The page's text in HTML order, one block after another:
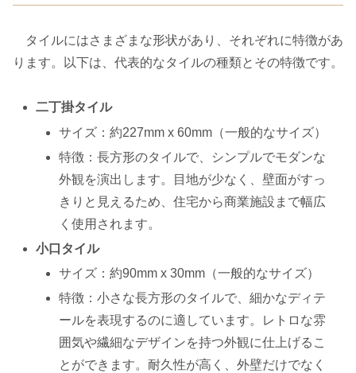
タイルにはさまざまな形状があり、それぞれに特徴があ
ります。以下は、代表的なタイルの種類とその特徴です。
二丁掛タイル
サイズ：約227mm x 60mm（一般的なサイズ）
特徴：長方形のタイルで、シンプルでモダンな
外観を演出します。目地が少なく、壁面がすっ
きりと見えるため、住宅から商業施設まで幅広
く使用されます。
小口タイル
サイズ：約90mm x 30mm（一般的なサイズ）
特徴：小さな長方形のタイルで、細かなディテ
ールを表現するのに適しています。レトロな雰
囲気や繊細なデザインを持つ外観に仕上げるこ
とができます。耐久性が高く、外壁だけでなく